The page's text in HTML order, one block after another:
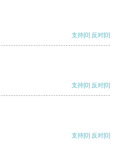
支持[0] 反对[0]
支持[0] 反对[0]
支持[0] 反对[0]